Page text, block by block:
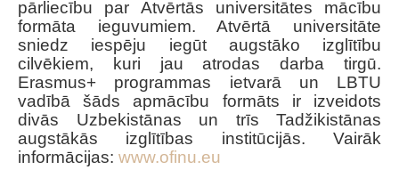
pārliecību par Atvērtās universitātes mācību
formāta ieguvumiem. Atvērtā universitāte
sniedz iespēju iegūt augstāko izglītību
cilvēkiem, kuri jau atrodas darba tirgū.
Erasmus+ programmas ietvarā un LBTU
vadībā šāds apmācību formāts ir izveidots
divās Uzbekistānas un trīs Tadžikistānas
augstākās izglītības institūcijās. Vairāk
informācijas: www.ofinu.eu